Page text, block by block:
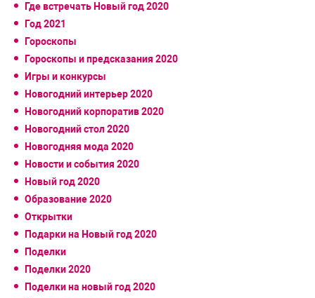
Где встречать Новый год 2020
Год 2021
Гороскопы
Гороскопы и предсказания 2020
Игры и конкурсы
Новогодний интерьер 2020
Новогодний корпоратив 2020
Новогодний стол 2020
Новогодняя мода 2020
Новости и события 2020
Новый год 2020
Образование 2020
Открытки
Подарки на Новый год 2020
Поделки
Поделки 2020
Поделки на новый год 2020